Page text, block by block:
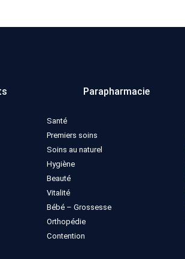
Parapharmacie
Santé
Premiers soins
Soins au naturel
Hygiène
Beauté
Vitalité
Bébé – Grossesse
Orthopédie
Contention